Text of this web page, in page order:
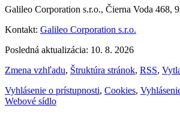
Galileo Corporation s.r.o., Čierna Voda 468,
Kontakt: Galileo Corporation s.r.o.
Posledná aktualizácia: 10. 8. 2026
Zmena vzhľadu, Štruktúra stránok, RSS,
Vyhlásenie o prístupnosti, Cookies,
Webové sídlo